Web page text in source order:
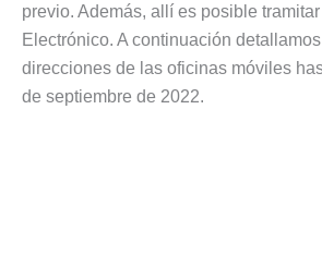
previo. Además, allí es posible
Electrónico. A continuación
direcciones de las oficinas móviles
de septiembre de 2022.